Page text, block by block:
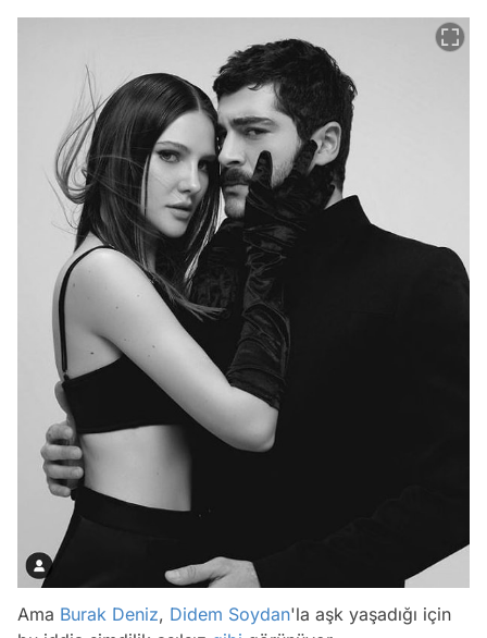
Ama Burak Deniz, Didem Soydan'la aşk yaşadığı için